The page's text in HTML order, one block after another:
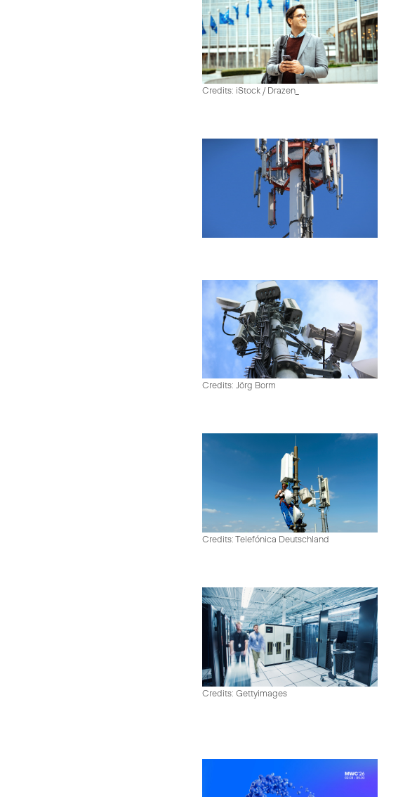
Credits: iStock / Drazen_
Credits: Jörg Borm
Credits: Telefónica Deutschland
Credits: Gettyimages